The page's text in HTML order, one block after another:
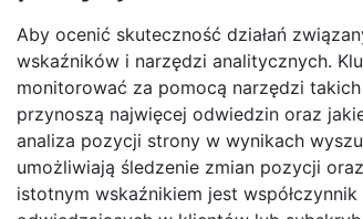
Aby ocenić skuteczność działań
wskaźników i narzędzi analitycznych.
monitorować za pomocą narzędzi
przynoszą najwięcej odwiedzin oraz
analiza pozycji strony w wynikach
umożliwiają śledzenie zmian pozycji
istotnym wskaźnikiem jest